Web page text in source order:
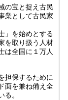
の宝と捉え古民
業として古民家
」を始めとする
を取り扱う人材
は全国に１万人
担保するために
面を兼ね備え全
。